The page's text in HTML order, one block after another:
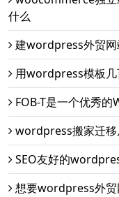
什么
建wordpress外贸网
用wordpress模板
FOB-T是一个优秀
wordpress搬家迁移
SEO友好的
想要wordpress外贸